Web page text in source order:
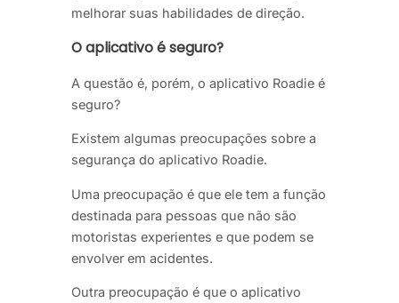
melhorar suas habilidades de direção.
O aplicativo é seguro?
A questão é, porém, o aplicativo Roadie é
seguro?
Existem algumas preocupações sobre a
segurança do aplicativo Roadie.
Uma preocupação é que ele tem a função
destinada para pessoas que não são
motoristas experientes e que podem se
envolver em acidentes.
Outra preocupação é que o aplicativo